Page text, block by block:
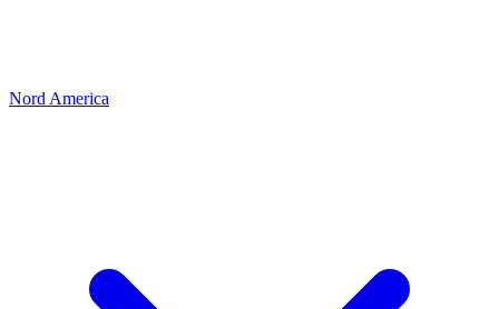
Nord America